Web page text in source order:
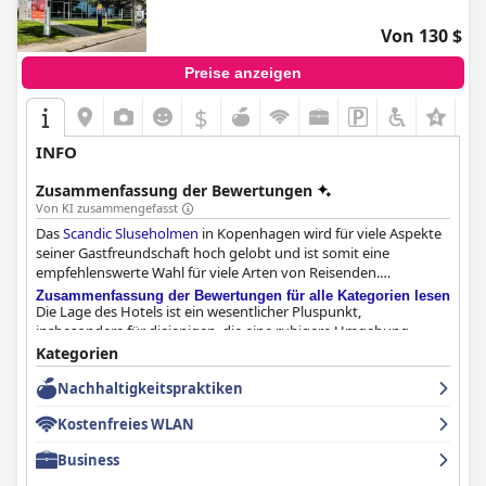
starkem Kundenservice, einem angenehmen Frühstückserlebnis
und einer strategischen Lage. Seine Attraktivität wird leicht
durch begrenzte Speisemöglichkeiten und einige veraltete
Zimmerbedingungen getrübt, dennoch bleibt es eine gute Wahl
für einen komfortablen und bequemen Aufenthalt in der
Umgebung von Kopenhagen.
Von 130 $
Preise anzeigen
$
INFO
Zusammenfassung der Bewertungen
Von KI zusammengefasst
DasScandic Sluseholmen in Kopenhagen wird für viele Aspekte
seiner Gastfreundschaft hoch gelobt und ist somit eine
empfehlenswerte Wahl für viele Arten von Reisenden.
Die Lage des Hotels ist ein wesentlicher Pluspunkt,
insbesondere für diejenigen, die eine ruhigere Umgebung
bevorzugen und dennoch eine gute Anbindung an das
Stadtzentrum wünschen. Etwa 6 km von der Kopenhagener
Innenstadt entfernt, finden es die Gäste bequem, mit dem
zu nutzen, darunter eine nahegelegene Bushaltestelle und eine
Fährstation. Die Nähe zum Bella Center und zu Naturgebieten
trägt zu seiner Attraktivität bei, obwohl einige laufende
Zusammenfassung der Bewertungen für alle Kategorien lesen
Kategorien
Nachhaltigkeitspraktiken
Kostenfreies WLAN
Business